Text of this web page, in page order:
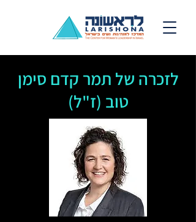
לזכרה של תמר קדם סימן
טוב (ז"ל)